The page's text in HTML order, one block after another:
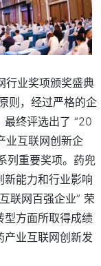
行业奖项颁奖盛典
则，经过严格的企
最终评选出了 “20
业互联网创新企
列重要奖项。药兜
新能力和行业影响
联网百强企业” 荣
型方面所取得成绩
产业互联网创新发